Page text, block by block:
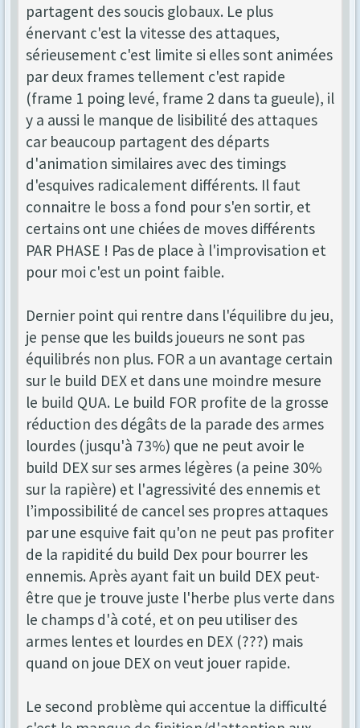
partagent des soucis globaux. Le plus
énervant c'est la vitesse des attaques,
sérieusement c'est limite si elles sont animées
par deux frames tellement c'est rapide
(frame 1 poing levé, frame 2 dans ta gueule), il
y a aussi le manque de lisibilité des attaques
car beaucoup partagent des départs
d'animation similaires avec des timings
d'esquives radicalement différents. Il faut
connaitre le boss a fond pour s'en sortir, et
certains ont une chiées de moves différents
PAR PHASE ! Pas de place à l'improvisation et
pour moi c'est un point faible.
Dernier point qui rentre dans l'équilibre du jeu,
je pense que les builds joueurs ne sont pas
équilibrés non plus. FOR a un avantage certain
sur le build DEX et dans une moindre mesure
le build QUA. Le build FOR profite de la grosse
réduction des dégâts de la parade des armes
lourdes (jusqu'à 73%) que ne peut avoir le
build DEX sur ses armes légères (a peine 30%
sur la rapière) et l'agressivité des ennemis et
l’impossibilité de cancel ses propres attaques
par une esquive fait qu'on ne peut pas profiter
de la rapidité du build Dex pour bourrer les
ennemis. Après ayant fait un build DEX peut-
être que je trouve juste l'herbe plus verte dans
le champs d'à coté, et on peu utiliser des
armes lentes et lourdes en DEX (???) mais
quand on joue DEX on veut jouer rapide.
Le second problème qui accentue la difficulté